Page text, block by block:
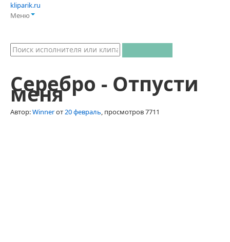
kliparik.ru
Меню
Серебро - Отпусти
меня
Автор:Winnerот20 февраль, просмотров 7711